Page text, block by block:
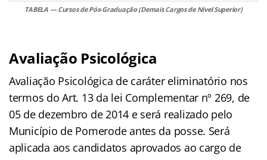
TABELA — Cursos de Pós-Graduação (Demais Cargos de Nível Superior)
Avaliação Psicológica
Avaliação Psicológica de caráter eliminatório nos
termos do Art. 13 da lei Complementar nº 269, de
05 de dezembro de 2014 e será realizado pelo
Município de Pomerode antes da posse. Será
aplicada aos candidatos aprovados ao cargo de